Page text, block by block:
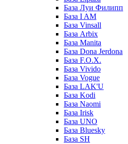
База Луи Филипп
База I AM
База Vinsall
База Arbix
База Manita
База Dona Jerdona
База F.O.X.
База Vivido
База Vogue
База LAK'U
База Kodi
База Naomi
База Irisk
База UNO
База Bluesky
База SH